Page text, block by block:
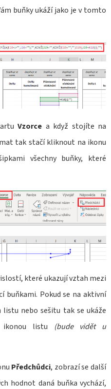
buňky ukáží jako je v tomto
Vzorce a když stojíte na
tak stačí kliknout na ikonu
všechny buňky, které
které ukazují vztah mezi
buňkami. Pokud se na aktivní
listu nebo sešitu tak se ukáže
ikonou listu
(bude vidět u
Předchůdci, zobrazí se další
hodnot daná buňka vychází,